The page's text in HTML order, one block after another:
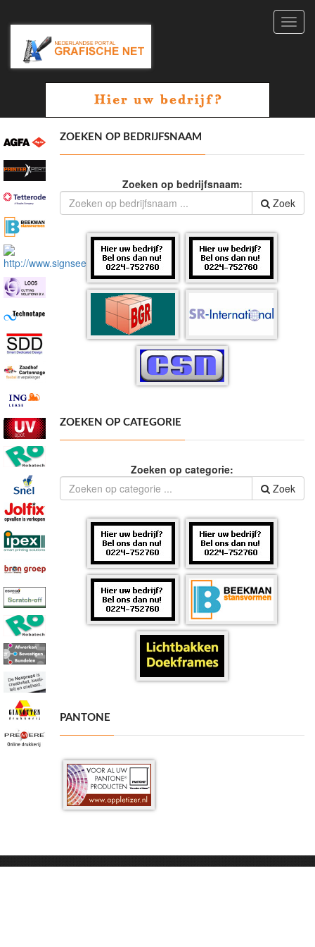
ZOEKEN OP BEDRIJFSNAAM
Zoeken op bedrijfsnaam:
Zoek
ZOEKEN OP CATEGORIE
Zoeken op categorie:
Zoek
PANTONE